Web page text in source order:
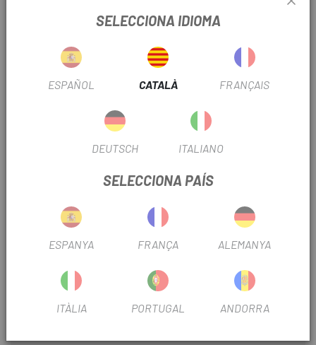
2023
20"
Diàmetre: 20 polzades
Amplada: 1.9-2.125"
Vàlvula: Presta
Llargària de la vàlvula: 38mm
SELECCIONA IDIOMA
ESPAÑOL CATALÀ FRANÇAIS
DEUTSCH ITALIANO
SELECCIONA PAÍS
ESPANYA FRANÇA ALEMANYA
ITÀLIA PORTUGAL ANDORRA